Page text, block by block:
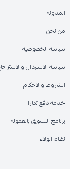
المدونة
من نحن
سياسة الخصوصية
سياسة الاستبدال
الشروط والاحكام
خدمة دفع تمارا
برنامج التسويق بالعمولة
نظام الولاء